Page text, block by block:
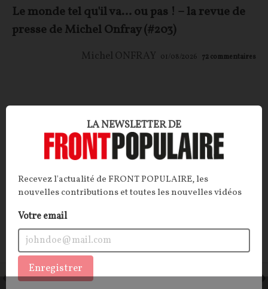
Le monde tel qu'il va… ou pas ! – la revue de
presse de Michel Onfray (#203)
Michel ONFRAY 01/08/2026 72commentaires
REVUE DE PRESSE
LA NEWSLETTER DE
Recevez l'actualité de FRONT POPULAIRE, les
nouvelles contributions et toutes les nouvelles vidéos
Votre email
Enregistrer